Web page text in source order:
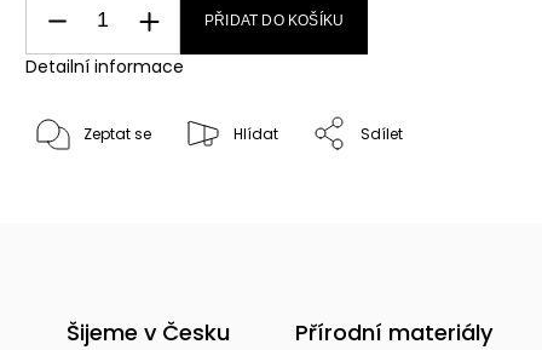
PŘIDAT DO KOŠÍKU
Detailní informace
Zeptat se Hlídat Sdílet
Šijeme v Česku Přírodní materiály